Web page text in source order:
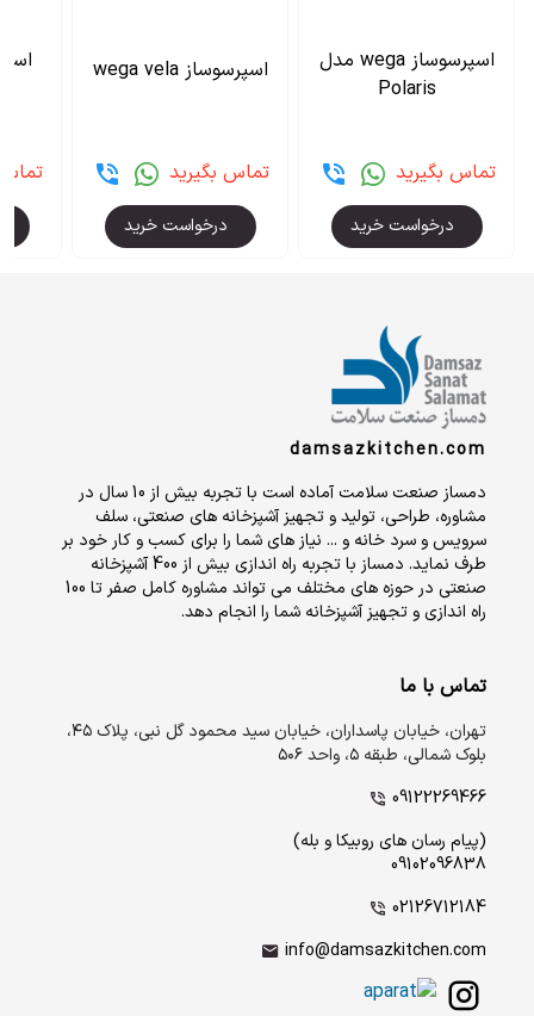
اسپرسوساز wega مدل
Polaris
تماس بگیرید
درخواست خرید
اسپرسوساز wega vela
تماس بگیرید
درخواست خرید
damsazkitchen.com
دمساز صنعت سلامت آماده است با تجربه بیش از 10 سال در
مشاوره، طراحی، تولید و تجهیز آشپزخانه های صنعتی، سلف
سرویس و سرد خانه و ... نیاز های شما را برای کسب و کار خود بر
طرف نماید. دمساز با تجربه راه اندازی بیش از 400 آشپزخانه
صنعتی در حوزه های مختلف می تواند مشاوره کامل صفر تا 100
راه اندازی و تجهیز آشپزخانه شما را انجام دهد.
تماس با ما
تهران، خیابان پاسداران، خیابان سید محمود گل نبی، پلاک ۴۵،
بلوک شمالی، طبقه ۵، واحد ۵۰۶
09122269466
(پیام رسان های روبیکا و بله)
09102096838
02126712184
info@damsazkitchen.com